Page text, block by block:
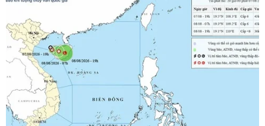
TIN LIÊN QUAN